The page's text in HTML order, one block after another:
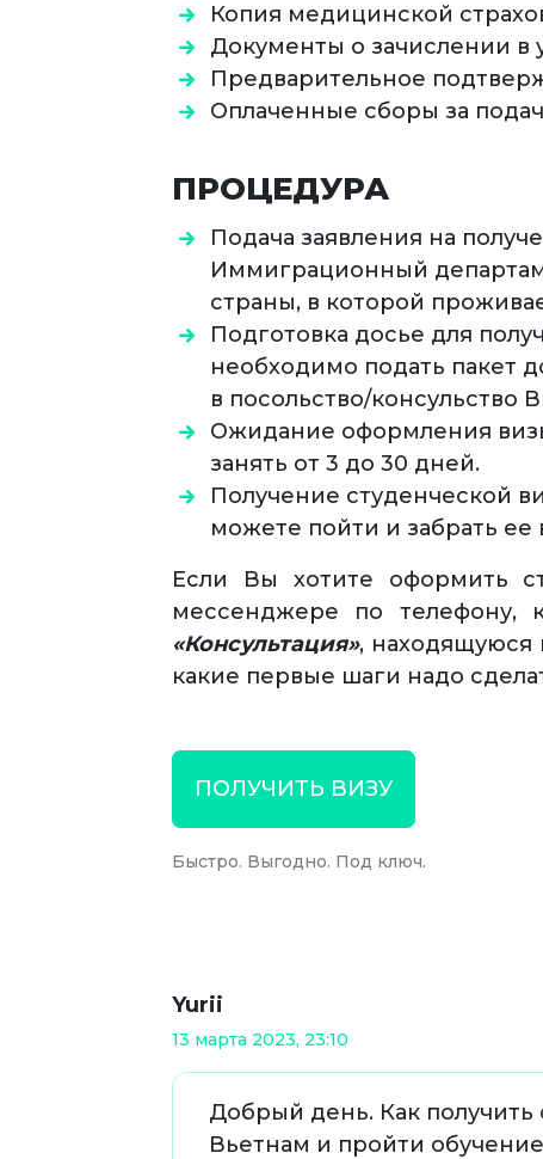
Копия медицинской
Документы о зачислении в
Предварительное
Оплаченные сборы за
ПРОЦЕДУРА
Подача заявления на
Иммиграционный
страны, в которой
Подготовка досье для
необходимо подать пакет
в посольство/консульство
Ожидание оформления
занять от 3 до 30 дней.
Получение студенческой
можете пойти и забрать ее
Если Вы хотите оформить
мессенджере по телефону,
«Консультация», находящуюся
какие первые шаги надо
ПОЛУЧИТЬ ВИЗУ
Быстро. Выгодно. Под ключ.
Yurii
13 марта 2023, 23:10
Добрый день. Как получить
Вьетнам и пройти